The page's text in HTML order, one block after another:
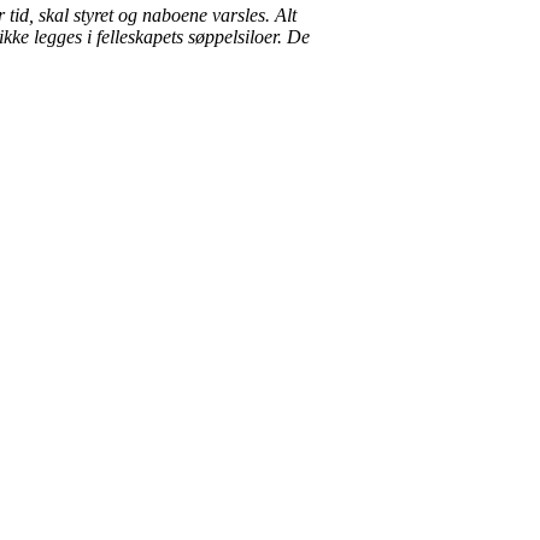
tid, skal styret og naboene varsles. Alt
legges i felleskapets søppelsiloer. De